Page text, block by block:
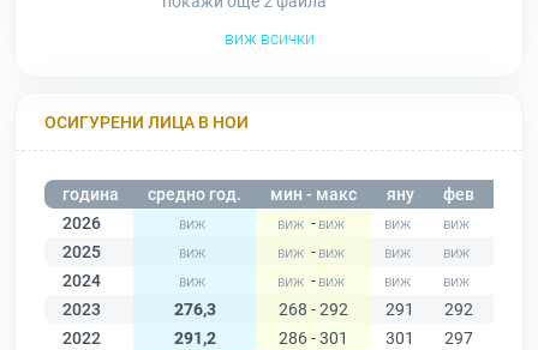
виж всички
ОСИГУРЕНИ ЛИЦА В НОИ
година средно год. мин - макс яну фев
2026
-
2025
-
2024
-
2023
276,3 268 - 292 291 292
2022
291,2 286 - 301 301 297